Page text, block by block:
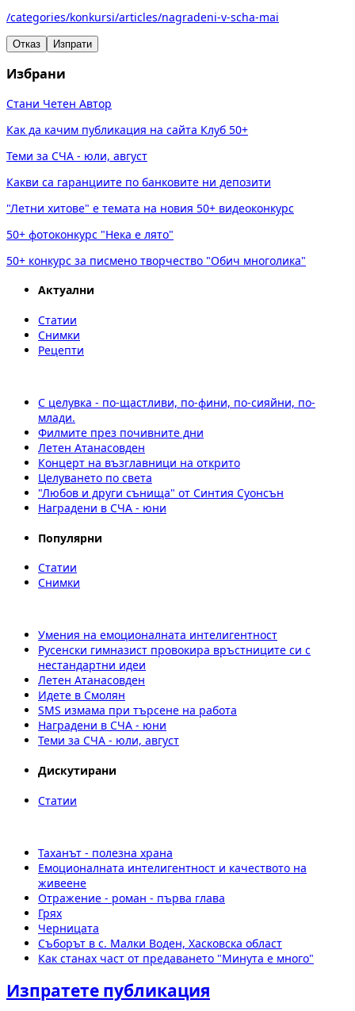
/categories/konkursi/articles/nagradeni-v-scha-mai
Отказ Изпрати
Избрани
Стани Четен Автор
Как да качим публикация на сайта Клуб 50+
Теми за СЧА - юли, август
Какви са гаранциите по банковите ни депозити
"Летни хитове" е темата на новия 50+ видеоконкурс
50+ фотоконкурс "Нека е лято"
50+ конкурс за писмено творчество "Обич многолика"
Актуални
Статии
Снимки
Рецепти
С целувка - по-щастливи, по-фини, по-сияйни, по-
млади.
Филмите през почивните дни
Летен Атанасовден
Концерт на възглавници на открито
Целуването по света
"Любов и други сънища" от Синтия Суонсън
Наградени в СЧА - юни
Популярни
Статии
Снимки
Умения на емоционалната интелигентност
Русенски гимназист провокира връстниците си с
нестандартни идеи
Летен Атанасовден
Идете в Смолян
SMS измама при търсене на работа
Наградени в СЧА - юни
Теми за СЧА - юли, август
Дискутирани
Статии
Таханът - полезна храна
Емоционалната интелигентност и качеството на
живеене
Отражение - роман - първа глава
Грях
Черницата
Съборът в с. Малки Воден, Хасковска област
Как станах част от предаването "Минута е много"
Изпратете публикация